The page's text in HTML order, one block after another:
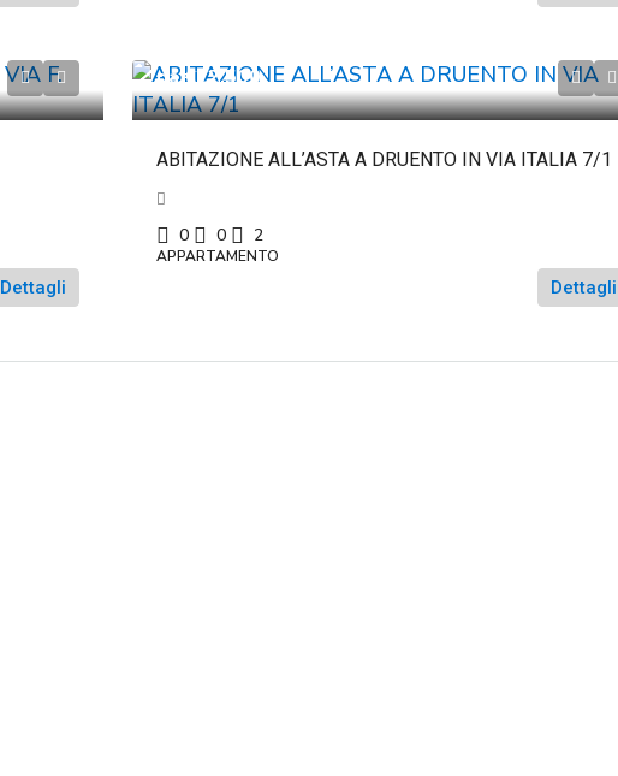
Dettagli
da€22.500
ABITAZIONE ALL’ASTA A DRUENTO IN VIA ITALIA 7/1
0 0 2
APPARTAMENTO
Dettagli